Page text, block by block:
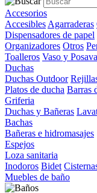
Accesorios
Accesibles Agarraderas
Dispensadores de papel
Organizadores Otros
Toalleros Vaso y
Duchas
Duchas Outdoor
Platos de ducha Barras
Griferia
Duchas y Bañeras
Bachas
Bañeras e hidromasajes
Espejos
Loza sanitaria
Inodoros Bidet
Muebles de baño